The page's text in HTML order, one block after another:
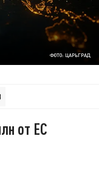
ФОТО: ЦАРЬГРАД
от ЕС